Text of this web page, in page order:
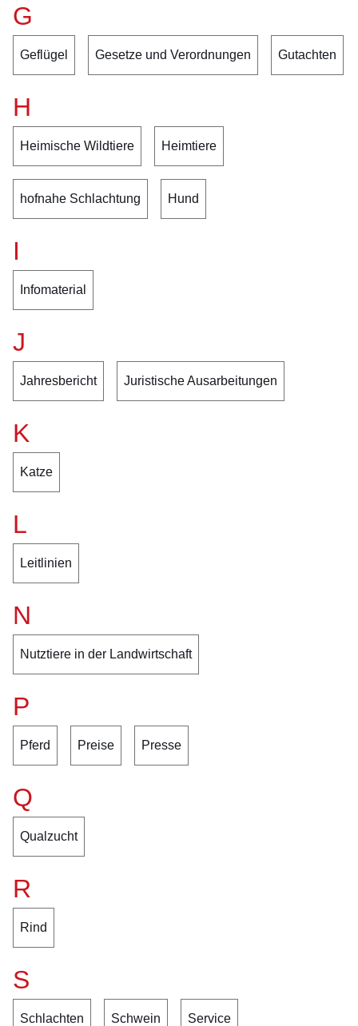
G
Geflügel Gesetze und Verordnungen Gutachten
H
Heimische Wildtiere Heimtiere
hofnahe Schlachtung Hund
I
Infomaterial
J
Jahresbericht Juristische Ausarbeitungen
K
Katze
L
Leitlinien
N
Nutztiere in der Landwirtschaft
P
Pferd Preise Presse
Q
Qualzucht
R
Rind
S
Schlachten Schwein Service